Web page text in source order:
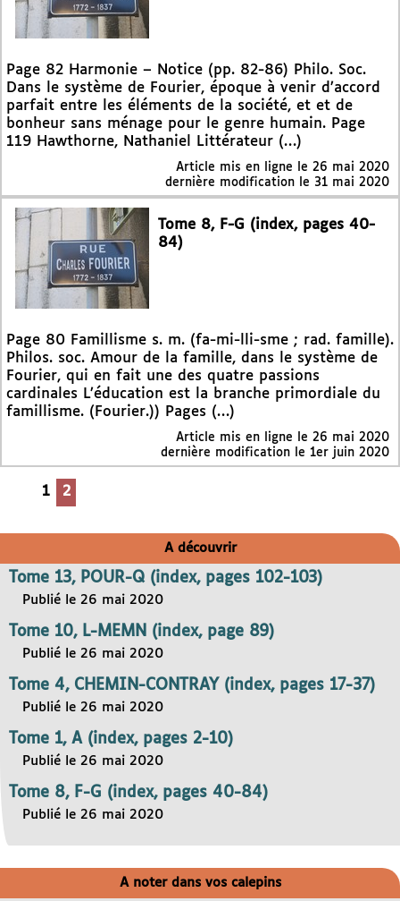
Page 82 Harmonie – Notice (pp. 82-86) Philo. Soc.
Dans le système de Fourier, époque à venir d’accord
parfait entre les éléments de la société, et et de
bonheur sans ménage pour le genre humain. Page
119 Hawthorne, Nathaniel Littérateur (…)
Article mis en ligne le 26 mai 2020
dernière modification le 31 mai 2020
Tome 8, F-G (index, pages 40-
84)
Page 80 Famillisme s. m. (fa-mi-lli-sme ; rad. famille).
Philos. soc. Amour de la famille, dans le système de
Fourier, qui en fait une des quatre passions
cardinales L’éducation est la branche primordiale du
famillisme. (Fourier.)) Pages (…)
Article mis en ligne le 26 mai 2020
dernière modification le 1er juin 2020
1 2
A découvrir
Tome 13, POUR-Q (index, pages 102-103)
Publié le 26 mai 2020
Tome 10, L-MEMN (index, page 89)
Publié le 26 mai 2020
Tome 4, CHEMIN-CONTRAY (index, pages 17-37)
Publié le 26 mai 2020
Tome 1, A (index, pages 2-10)
Publié le 26 mai 2020
Tome 8, F-G (index, pages 40-84)
Publié le 26 mai 2020
A noter dans vos calepins